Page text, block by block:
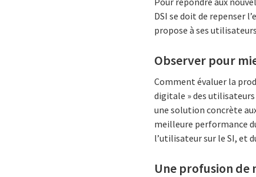
DSI se doit de repenser
propose à ses
Observer pour
Comment évaluer la
digitale » des utilisateurs
une solution concrète
meilleure performance
l’utilisateur sur le SI, et
Une profusion de